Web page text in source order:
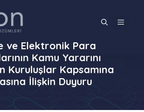
MENÜ
ve Elektronik Para
Kamu Yararını
Kuruluşlar Kapsamına
İlişkin Duyuru